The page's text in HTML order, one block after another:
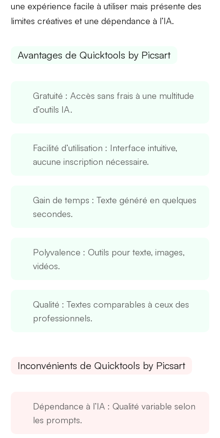
une expériencefacile à utiliser mais présente des
limites créatives et unedépendance à l’IA.
Avantages de Quicktools by Picsart
Gratuité : Accès sans frais à une multitude
d’outils IA.
Facilité d’utilisation : Interface intuitive,
aucune inscription nécessaire.
Gain de temps : Texte généré en quelques
secondes.
Polyvalence : Outils pour texte, images,
vidéos.
Qualité : Textes comparables à ceux des
professionnels.
Inconvénients de Quicktools by Picsart
Dépendance à l’IA : Qualité variable selon
les prompts.